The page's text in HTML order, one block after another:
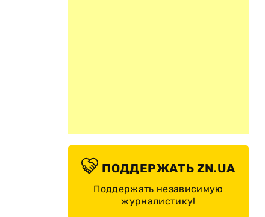
ПОДДЕРЖАТЬ ZN.UA
Поддержать независимую
журналистику!